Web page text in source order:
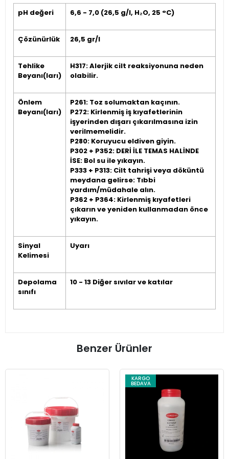
pH değeri 6,6 - 7,0 (26,5 g/l, H₂O, 25 °C)
Çözünürlük 26,5 gr/l
Tehlike
Beyanı(ları)
H317: Alerjik cilt reaksiyonuna neden
olabilir.
Önlem
Beyanı(ları)
P261: Toz solumaktan kaçının.
P272: Kirlenmiş iş kıyafetlerinin
işyerinden dışarı çıkarılmasına izin
verilmemelidir.
P280: Koruyucu eldiven giyin.
P302 + P352: DERİ İLE TEMAS HALİNDE
İSE: Bol su ile yıkayın.
P333 + P313: Cilt tahrişi veya döküntü
meydana gelirse: Tıbbi
yardım/müdahale alın.
P362 + P364: Kirlenmiş kıyafetleri
çıkarın ve yeniden kullanmadan önce
yıkayın.
Sinyal
Kelimesi
Uyarı
Depolama
sınıfı
10 - 13 Diğer sıvılar ve katılar
Benzer Ürünler
KARGO
BEDAVA